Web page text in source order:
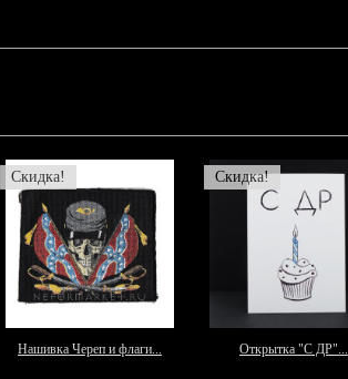
Скидка!
Нашивка Череп и флаги...
Скидка!
Открытка "С ДР"...